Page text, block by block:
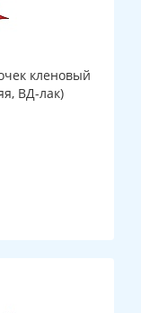
кленовый
ВД-лак)